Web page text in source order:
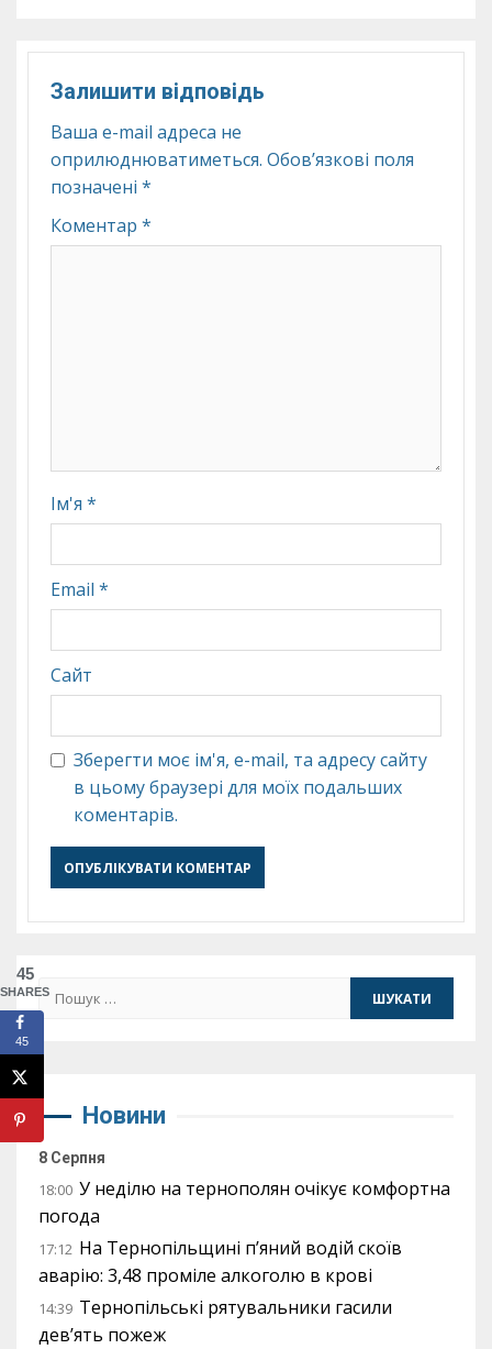
Залишити відповідь
Ваша e-mail адреса не
оприлюднюватиметься. Обов’язкові поля
позначені *
Коментар *
Ім'я *
Email *
Сайт
Зберегти моє ім'я, e-mail, та адресу сайту
в цьому браузері для моїх подальших
коментарів.
Пошук:
Новини
8 Серпня
18:00 У неділю на тернополян очікує комфортна
погода
17:12 На Тернопільщині п’яний водій скоїв
аварію: 3,48 проміле алкоголю в крові
14:39 Тернопільські рятувальники гасили
дев’ять пожеж
45
SHARES
45